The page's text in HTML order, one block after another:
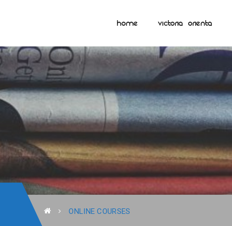
HOME VICTORIA ORIENTA
ONLINE COURSES